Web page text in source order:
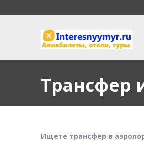
Трансфер
Ищете трансфер в